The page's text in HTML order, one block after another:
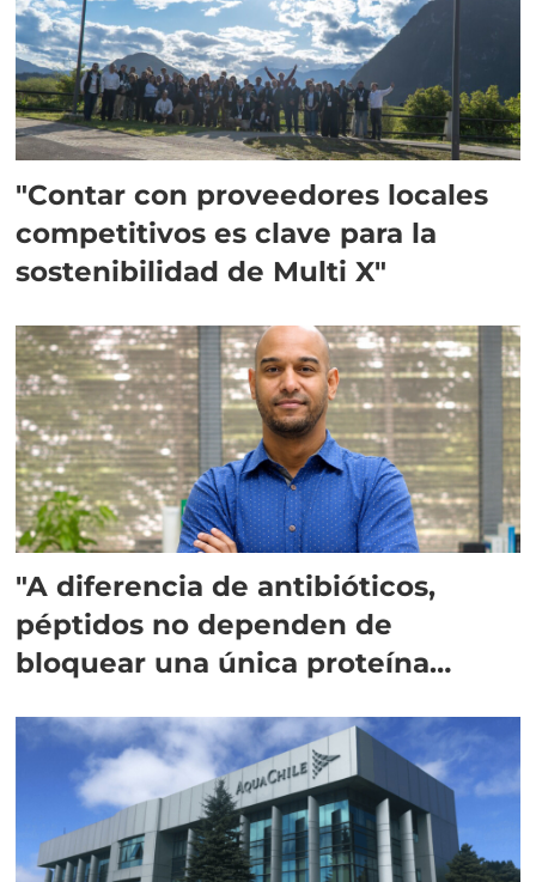
"Contar con proveedores locales
competitivos es clave para la
sostenibilidad de Multi X"
"A diferencia de antibióticos,
péptidos no dependen de
bloquear una única proteína